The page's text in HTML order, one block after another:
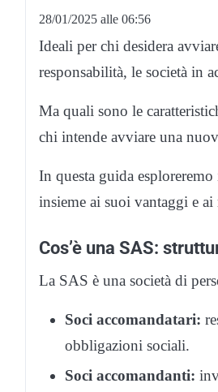
28/01/2025 alle 06:56
Ideali per chi desidera
responsabilità, le società in
Ma quali sono le
chi intende avviare una
In questa guida
insieme ai suoi vantaggi e
Cos’è una SAS:
La SAS è una società di
Soci accomandatari:
obbligazioni sociali.
Soci accomandanti: